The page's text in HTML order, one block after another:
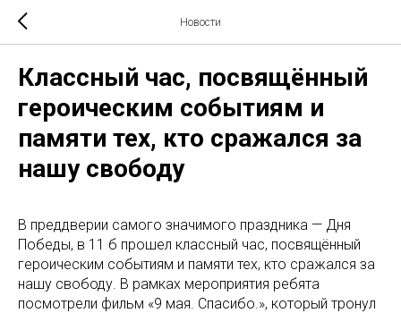
Новости
Классный час, посвящённый
героическим событиям и
памяти тех, кто сражался за
нашу свободу
В преддверии самого значимого праздника — Дня
Победы, в 11 б прошел классный час, посвящённый
героическим событиям и памяти тех, кто сражался за
нашу свободу. В рамках мероприятия ребята
посмотрели фильм «9 мая. Спасибо.», который тронул